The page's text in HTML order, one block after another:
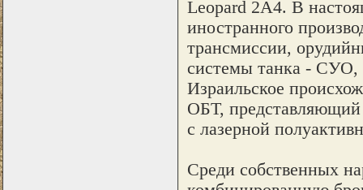
Leopard 2A4. В
иностранного
трансмиссии,
системы танка - СУО,
Израильское
ОБТ, представляющий
с лазерной
Среди собственных